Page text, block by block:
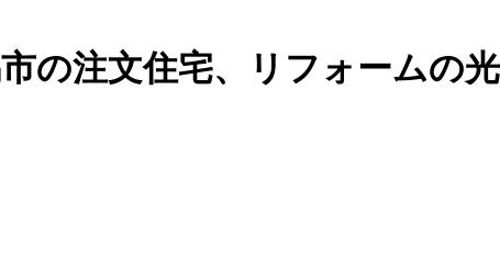
の注文住宅、リフォームの